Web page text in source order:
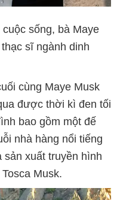
sống, bà Maye
sĩ ngành dinh
cùng Maye Musk
được thời kì đen tối
bao gồm một đế
nhà hàng nổi tiếng
xuất truyền hình
Musk.